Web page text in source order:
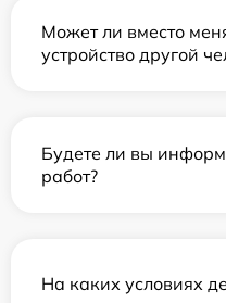
Может ли вместо
устройство другой
Будете ли вы
работ?
На каких условиях